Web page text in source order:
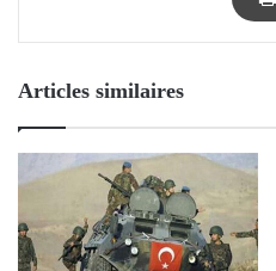
Articles similaires